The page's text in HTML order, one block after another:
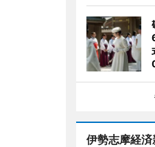
伊勢志摩経